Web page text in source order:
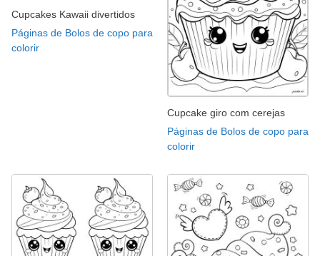
Cupcakes Kawaii divertidos
Páginas de Bolos de copo para
colorir
Cupcake giro com cerejas
Páginas de Bolos de copo para
colorir